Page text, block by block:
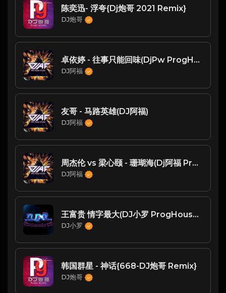
陈奕迅- 浮夸{Dj炮哥 2021 Remix}
DJ炮哥
卓依婷 - 往事只能回味(DjPw ProgHouse Mix国语女）
DJ阿福
友哥 - 马路英雄(DJ阿福)
DJ阿福
周杰伦 vs 梁心颐 - 珊瑚海(Dj阿福 ProgHouse Rmx 2023) - Chinese Prog House
DJ阿福
王富贵 情字最大(DJ小罗 ProgHouse Mix)
DJ小罗
韩国群星 - 神话{668-DJ炮哥 Remix}
DJ炮哥